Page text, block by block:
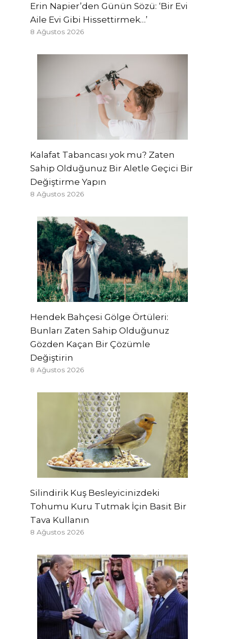
Erin Napier’den Günün Sözü: ‘Bir Evi
Aile Evi Gibi Hissettirmek…’
8 Ağustos 2026
Kalafat Tabancası yok mu? Zaten
Sahip Olduğunuz Bir Aletle Geçici Bir
Değiştirme Yapın
8 Ağustos 2026
Hendek Bahçesi Gölge Örtüleri:
Bunları Zaten Sahip Olduğunuz
Gözden Kaçan Bir Çözümle
Değiştirin
8 Ağustos 2026
Silindirik Kuş Besleyicinizdeki
Tohumu Kuru Tutmak İçin Basit Bir
Tava Kullanın
8 Ağustos 2026